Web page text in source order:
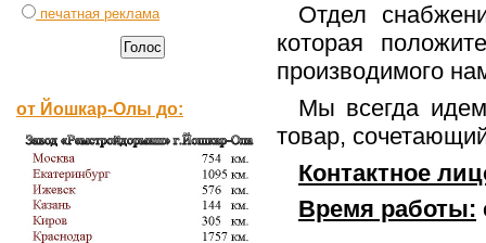
печатная реклама
от Йошкар-Олы до:
Отдел
которая
производимого
Мы всегда
товар,
Контактное
Время работы: